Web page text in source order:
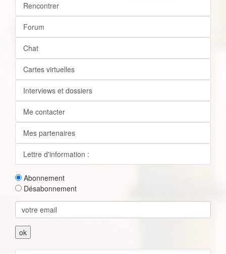
Rencontrer
Forum
Chat
Cartes virtuelles
Interviews et dossiers
Me contacter
Mes partenaires
Lettre d'information :
Abonnement
Désabonnement